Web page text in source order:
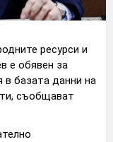
ресурси и
е обявен за
в базата данни на
съобщават